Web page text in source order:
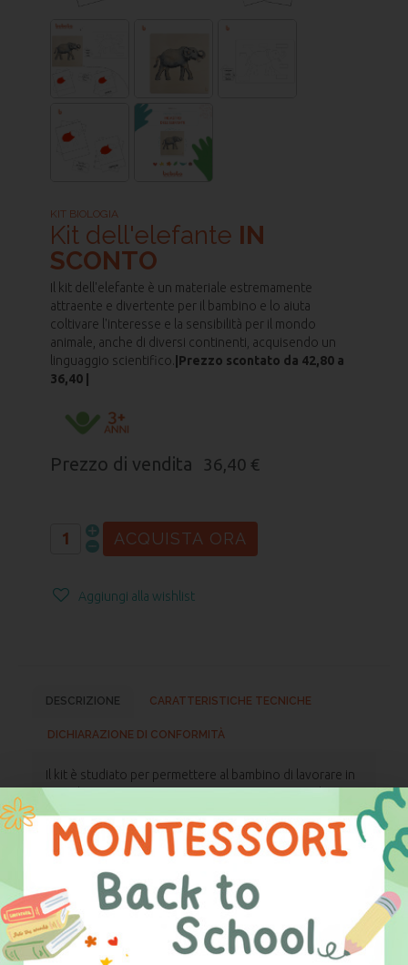
KIT BIOLOGIA
Kit dell'elefante IN
SCONTO
Il kit dell'elefante è un materiale estremamente
attraente e divertente per il bambino e lo aiuta
coltivare l'interesse e la sensibilità per il mondo
animale, anche di diversi continenti, acquisendo un
linguaggio scientifico. |Prezzo scontato da 42,80 a
36,40 |
Prezzo di vendita 36,40 €
Aggiungi alla wishlist
DESCRIZIONE CARATTERISTICHE TECNICHE
DICHIARAZIONE DI CONFORMITÀ
Il kit è studiato per permettere al bambino di lavorare in
piacevole, le caratteristiche scientifiche di questo
mammifero così spettacolare, nonchè il più grande sulla
Terra.
smussati e al centro vi è intagliata la sagoma di un
elefante che permette di poter posizionare, all'interno, i
vari incastri che lo compongono. Gli incastri sono in
legno e verniciati a mano, tutti dotati di pomelli che
permettono una facile presa per maneggiare